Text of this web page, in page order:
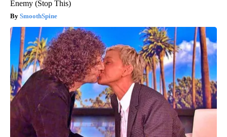
Enemy (Stop This)
SmoothSpine